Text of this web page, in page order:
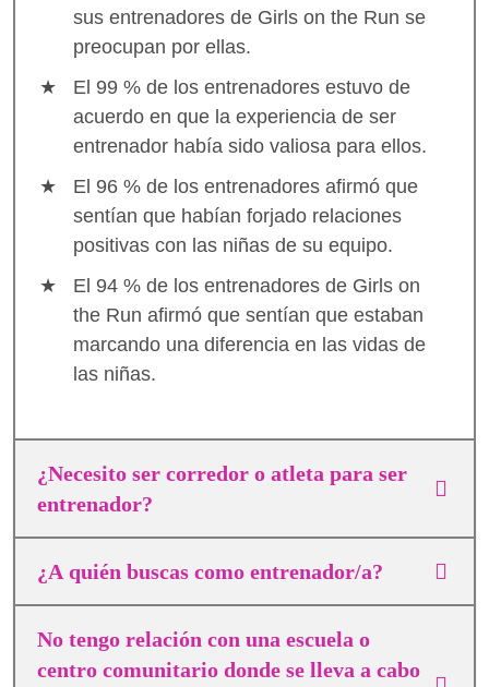
sus entrenadores de Girls on the Run se
preocupan por ellas.
El 99 % de los entrenadores estuvo de
acuerdo en que la experiencia de ser
entrenador había sido valiosa para ellos.
El 96 % de los entrenadores afirmó que
sentían que habían forjado relaciones
positivas con las niñas de su equipo.
El 94 % de los entrenadores de Girls on
the Run afirmó que sentían que estaban
marcando una diferencia en las vidas de
las niñas.
¿Necesito ser corredor o atleta para ser
entrenador?
¿A quién buscas como entrenador/a?
No tengo relación con una escuela o
centro comunitario donde se lleva a cabo